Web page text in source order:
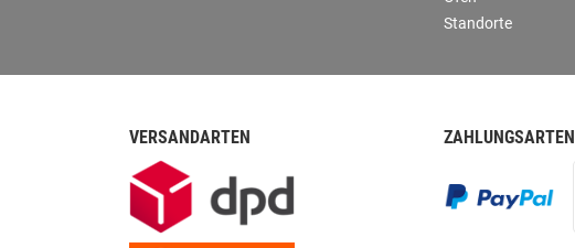
Standorte
VERSANDARTEN ZAHLUNGSARTEN